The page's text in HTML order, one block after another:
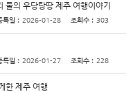
둘의 우당탕땅 제주 여행이야기
록일 : 2026-01-28 조회수 : 303
록일 : 2026-01-27 조회수 : 228
한 제주 여행